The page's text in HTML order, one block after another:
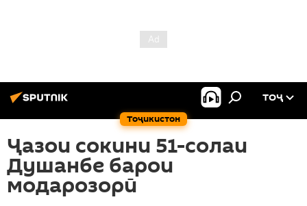
Тоҷикистон
ТОҶ
Ҷазои сокини 51-солаи
Душанбе барои
модарозорӣ